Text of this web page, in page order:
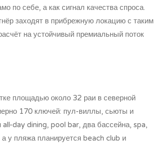
по себе, а как сигнал качества спроса.
заходят в прибрежную локацию с таким
на устойчивый премиальный поток
площадью около 32 раи в северной
170 ключей: пул-виллы, сьюты и
day dining, pool bar, два бассейна, spa,
у пляжа планируется beach club и